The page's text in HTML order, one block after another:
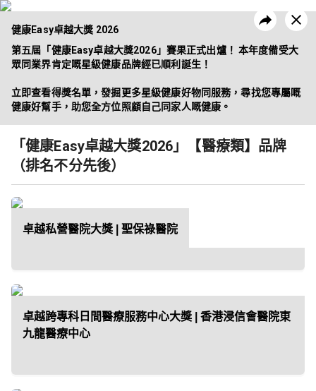
昔日活動 企業方案
獎 2026」｜品牌招募
健康Easy卓越大獎 2026
第五屆「健康Easy卓越大獎2026」賽果正式出爐！ 本年度備受大
眾同業界肯定嘅星級健康品牌經已順利誕生！
立即查看得獎名單，發掘更多星級健康好物同服務，尋找您專屬嘅
健康好幫手，助您全方位照顧自己同家人嘅健康。
「健康Easy卓越大獎2026」【醫療類】品牌
（排名不分先後）
卓越私營醫院大獎 | 聖保祿醫院
卓越跨專科日間醫療服務中心大獎 | 香港浸信會醫院東
九龍醫療中心